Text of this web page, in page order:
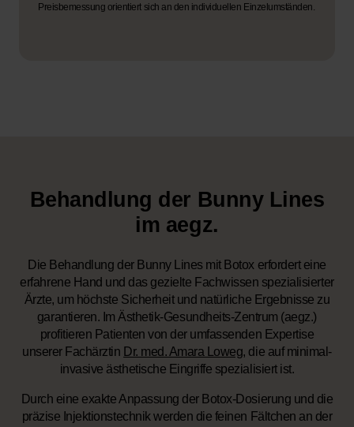
Preisbemessung orientiert sich an den individuellen Einzelumständen.
Behandlung der Bunny Lines
im aegz.
Die Behandlung der Bunny Lines mit Botox erfordert eine
erfahrene Hand und das gezielte Fachwissen spezialisierter
Ärzte, um höchste Sicherheit und natürliche Ergebnisse zu
garantieren. Im Ästhetik-Gesundheits-Zentrum (aegz.)
profitieren Patienten von der umfassenden Expertise
unserer Fachärztin Dr. med. Amara Loweg, die auf minimal-
invasive ästhetische Eingriffe spezialisiert ist.
Durch eine exakte Anpassung der Botox-Dosierung und die
präzise Injektionstechnik werden die feinen Fältchen an der